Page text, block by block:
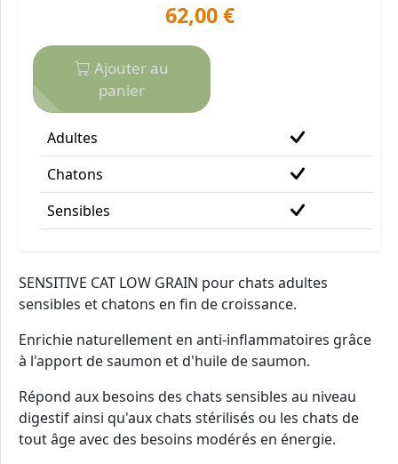
62,00 €
Ajouter au
panier
Adultes
Chatons
Sensibles
SENSITIVE CAT LOW GRAIN pour chats adultes
sensibles et chatons en fin de croissance.
Enrichie naturellement en anti-inflammatoires grâce
à l'apport de saumon et d'huile de saumon.
Répond aux besoins des chats sensibles au niveau
digestif ainsi qu'aux chats stérilisés ou les chats de
tout âge avec des besoins modérés en énergie.